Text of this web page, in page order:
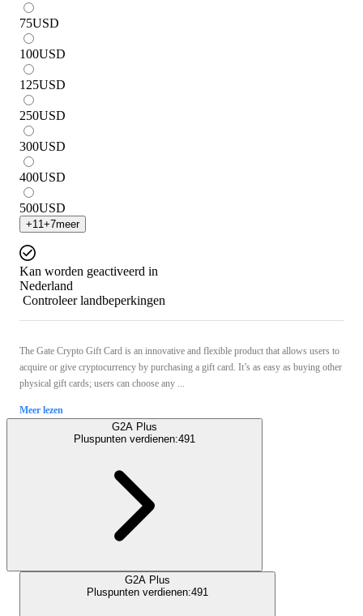
75USD
100USD
125USD
250USD
300USD
400USD
500USD
+11 +7meer
Kan worden geactiveerd in
Nederland
Controleer landbeperkingen
The Gate Crypto Gift Card is an innovative and flexible product that allows users to
acquire or give cryptocurrency by purchasing a gift card. It’s as easy as buying other
physical gift cards; users can choose any ...
Meer lezen
G2A Plus
Pluspunten verdienen:491
G2A Plus
Pluspunten verdienen:491